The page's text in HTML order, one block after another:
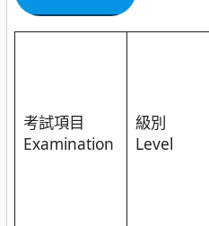
考試項目
Examination
級別
Level